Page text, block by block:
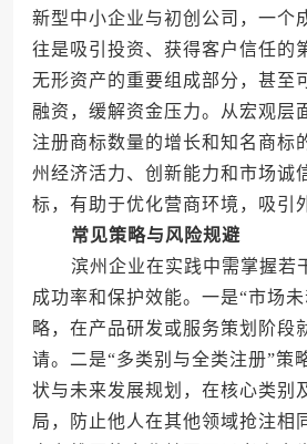
新型中小企业与初创公司，一个
往是吸引投资、获得客户信任的
无形资产的重要组成部分，甚至
融资，缓解资金压力。从宏观层
注册商标数量的增长和知名商标
州经济活力、创新能力和市场诚
标，有助于优化营商环境，吸引
常见策略与风险规避
滨州企业在实践中需掌握若
成功率和保护效能。一是“市场
略，在产品研发或服务策划阶段
请。二是“多类别与全类注册”策
状与未来发展规划，在核心类别
局，防止他人在其他领域抢注相